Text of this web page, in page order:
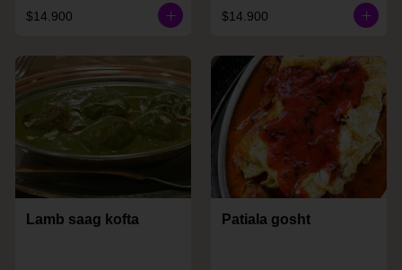
$14.900 $14.900
Lamb saag kofta Patiala gosht